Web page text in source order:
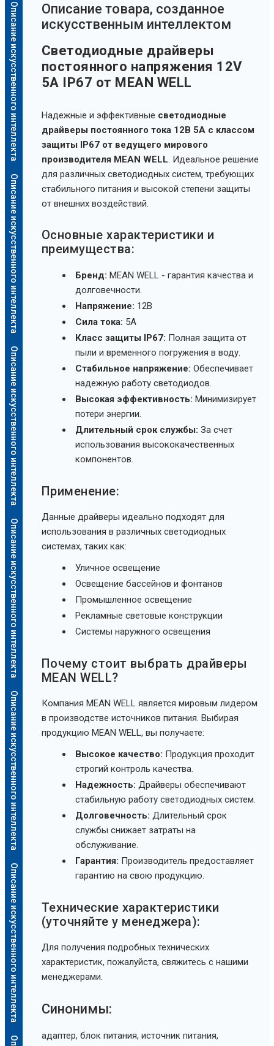
Описание искусственного интеллекта
Описание искусственного интеллекта
Описание искусственного интеллекта
Описание искусственного интеллекта
Описание искусственного интеллекта
Описание искусственного интеллекта
Oписание товара, созданное
искусственным интеллектом
Светодиодные драйверы
постоянного напряжения 12V
5A IP67 от MEAN WELL
Надежные и эффективные светодиодные
драйверы постоянного тока 12В 5А с классом
защиты IP67 от ведущего мирового
производителя MEAN WELL. Идеальное решение
для различных светодиодных систем, требующих
стабильного питания и высокой степени защиты
от внешних воздействий.
Основные характеристики и
преимущества:
Бренд: MEAN WELL - гарантия качества и
долговечности.
Напряжение: 12В
Сила тока: 5А
Класс защиты IP67: Полная защита от
пыли и временного погружения в воду.
Стабильное напряжение: Обеспечивает
надежную работу светодиодов.
Высокая эффективность: Минимизирует
потери энергии.
Длительный срок службы: За счет
использования высококачественных
компонентов.
Применение:
Данные драйверы идеально подходят для
использования в различных светодиодных
системах, таких как:
Уличное освещение
Освещение бассейнов и фонтанов
Промышленное освещение
Рекламные световые конструкции
Системы наружного освещения
Почему стоит выбрать драйверы
MEAN WELL?
Компания MEAN WELL является мировым лидером
в производстве источников питания. Выбирая
продукцию MEAN WELL, вы получаете:
Высокое качество: Продукция проходит
строгий контроль качества.
Надежность: Драйверы обеспечивают
стабильную работу светодиодных систем.
Долговечность: Длительный срок
службы снижает затраты на
обслуживание.
Гарантия: Производитель предоставляет
гарантию на свою продукцию.
Технические характеристики
(уточняйте у менеджера):
Для получения подробных технических
характеристик, пожалуйста, свяжитесь с нашими
менеджерами.
Синонимы:
адаптер, блок питания, источник питания,